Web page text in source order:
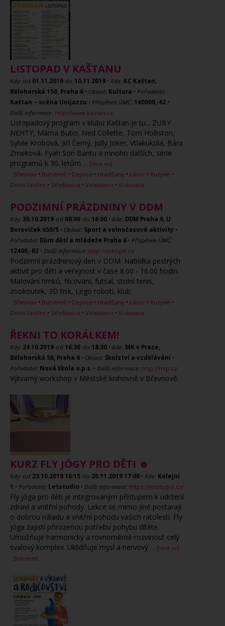
LISTOPAD V KAŠTANU
Kdy: od 01.11.2019 do 10.11.2019 • Kde: KC Kaštan,
Bělohorská 150, Praha 6 • Oblast: Kultura • Pořadatel:
Kaštan – scéna Unijazzu • Příspěvek ÚMČ: 140000,-Kč •
Další informace: http://www.kastan.cz
Listopadový program v klubu Kaštan je tu... ZUBY
NEHTY, Máma Bubo, Ned Collette, Tom Holliston,
Sylvie Krobová, Jiří Černý, Jolly Joker, Vtlakukola, Bára
Zmeková, Fyah Son Bantu a mnoho dalších, série
programů k 30. letům ... [více »»]
Břevnov • Bubeneč • Dejvice • Hradčany • Liboc • Ruzyně •
Dolní Sedlec • Střešovice • Veleslavín • Vokovice
PODZIMNÍ PRÁZDNINY V DDM
Kdy: 30.10.2019 od 08:00 do 16:00 • Kde: DDM Praha 6, U
Boroviček 650/5 • Oblast: Sport a volnočasové aktivity •
Pořadatel: Dům dětí a mládeže Praha 6 • Příspěvek ÚMČ:
12400,-Kč • Další informace: http://ddmp6.cz
Podzimní prázdninový den v DDM. Nabídka pestrých
aktivit pro děti a veřejnost v čase 8.00 - 16.00 hodin.
Malování hrnků, filcování, futsal, stolní tenis,
zookoutek, 3D tisk, Lego roboti, klub.
Břevnov • Bubeneč • Dejvice • Hradčany • Liboc • Ruzyně •
Dolní Sedlec • Střešovice • Veleslavín • Vokovice
ŘEKNI TO KORÁLKEM!
Kdy: 24.10.2019 od 16:30 do 18:30 • Kde: MK v Praze,
Bělohorská 56, Praha 6 • Oblast: Školství a vzdělávání •
Pořadatel: Nová škola o.p.s. • Další informace: http://mlp.cz
Výtvarný workshop v Městské knihovně v Břevnově.
KURZ FLY JÓGY PRO DĚTI ☻
Kdy: od 23.10.2019 16:15 do 20.11.2019 17:00 • Kde: Kolejní
1 • Pořadatel: Letstudio • Další informace: https://letstudio.cz/
Fly jóga pro děti je integrovaným přístupem k udržení
zdraví a vnitřní pohody. Lekce se mimo jiné postarají
o dobrou náladu a vnitřní pohodu vašich ratolestí. Fly
jóga zajistí přirozenou potřebu pohybu dítěte.
Umožňuje harmonicky a rovnoměrně rozvinout celý
svalový komplex. Uklidňuje mysl a nervový ... [více »»]
Bubeneč